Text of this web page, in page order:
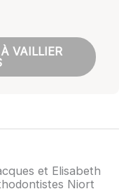
VAILLIER
et Elisabeth
Niort